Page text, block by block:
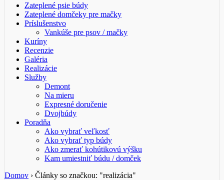
Zateplené psie búdy
Zateplené domčeky pre mačky
Príslušenstvo
Vankúše pre psov / mačky
Kuríny
Recenzie
Galéria
Realizácie
Služby
Demont
Na mieru
Expresné doručenie
Dvojbúdy
Poradňa
Ako vybrať veľkosť
Ako vybrať typ búdy
Ako zmerať kohútikovú výšku
Kam umiestniť búdu / domček
Domov › Články so značkou: "realizácia"